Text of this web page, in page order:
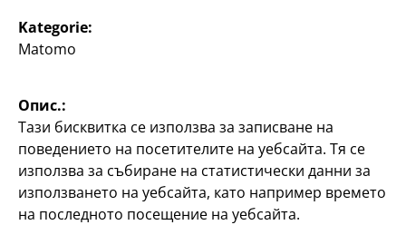
1 EUR = 1.95583 BGN.
Kategorie:
Matomo
Опис.:
Тази бисквитка се използва за записване на
поведението на посетителите на уебсайта. Тя се
използва за събиране на статистически данни за
използването на уебсайта, като например времето
на последното посещение на уебсайта.